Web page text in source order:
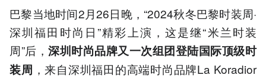
巴黎当地时间2月26日晚，“2024秋冬巴黎时装周·
深圳福田时尚日”精彩上演，这是继“米兰时装
周”后，深圳时尚品牌又一次组团登陆国际顶级时
装周 ，来自深圳福田的高端时尚品牌La Koradior